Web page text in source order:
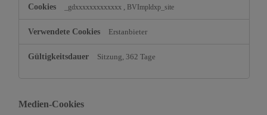
_gdxxxxxxxxxxxxx , BVImpldxp_site
Erstanbieter
Sitzung, 362 Tage
Medien-Cookies